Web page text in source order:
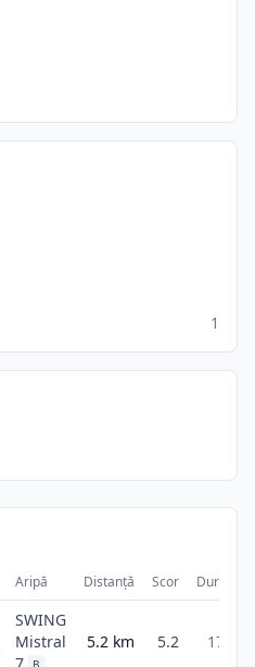
1
Aripă Distanță Scor Durată
SWING
Mistral
5.2 km 5.2 17m